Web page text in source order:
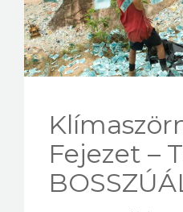
Fejezet –